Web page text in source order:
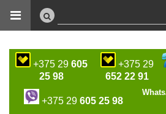
+375 29 605
25 98
+375 29
652 22 91
+375 29 605 25 98